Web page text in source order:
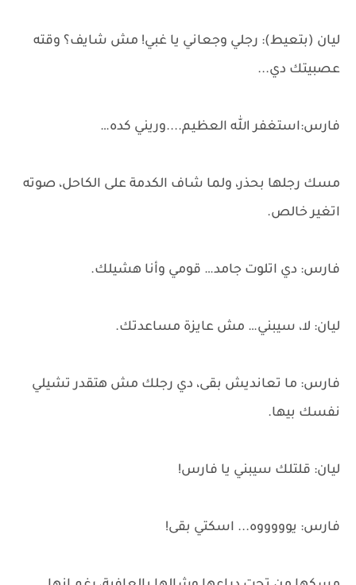
ليان (بتعيط): رجلي وجعاني يا غبي! مش شايف؟ وقته
عصبيتك دي...
فارس:استغفر الله العظيم....وريني كده…
مسك رجلها بحذر، ولما شاف الكدمة على الكاحل، صوته
اتغير خالص.
فارس: دي اتلوت جامد… قومي وأنا هشيلك.
ليان: لا، سيبني… مش عايزة مساعدتك.
فارس: ما تعانديش بقى، دي رجلك مش هتقدر تشيلي
نفسك بيها.
ليان: قلتلك سيبني يا فارس!
فارس: يوووووه... اسكتي بقى!